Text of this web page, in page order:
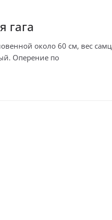
гага
около 60 см, вес
Оперение по